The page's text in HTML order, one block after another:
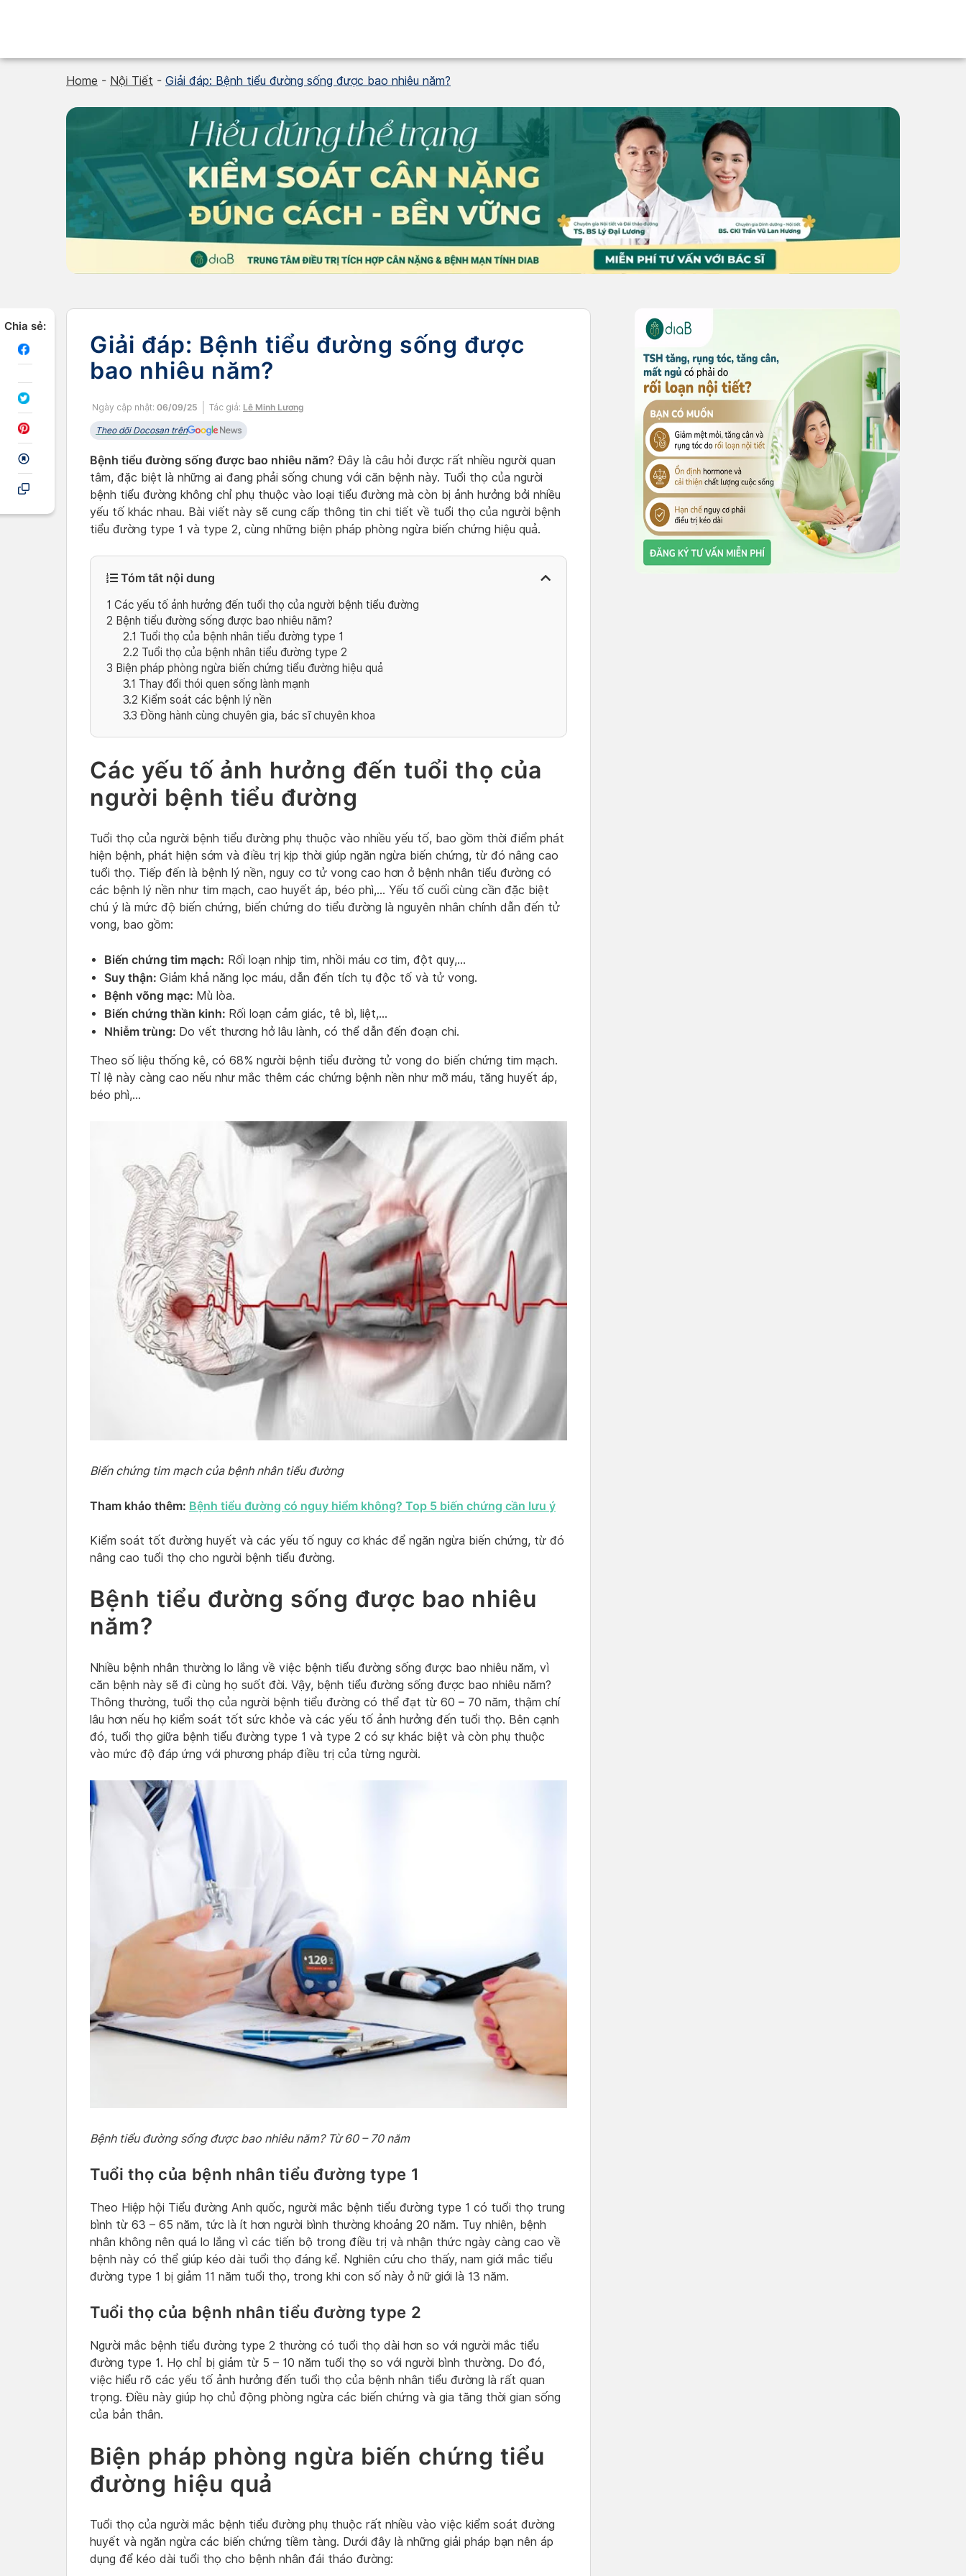
Home - Nội Tiết - Giải đáp: Bệnh tiểu đường sống được bao nhiêu năm?
Chia sẻ:
Giải đáp: Bệnh tiểu đường sống được
bao nhiêu năm?
Ngày cập nhật: 06/09/25 Tác giả: Lê Minh Lương
Theo dõi Docosan trên
Bệnh tiểu đường sống được bao nhiêu năm? Đây là câu hỏi được rất nhiều người quan
tâm, đặc biệt là những ai đang phải sống chung với căn bệnh này. Tuổi thọ của người
bệnh tiểu đường không chỉ phụ thuộc vào loại tiểu đường mà còn bị ảnh hưởng bởi nhiều
yếu tố khác nhau. Bài viết này sẽ cung cấp thông tin chi tiết về tuổi thọ của người bệnh
tiểu đường type 1 và type 2, cùng những biện pháp phòng ngừa biến chứng hiệu quả.
Tóm tắt nội dung
1 Các yếu tố ảnh hưởng đến tuổi thọ của người bệnh tiểu đường
2 Bệnh tiểu đường sống được bao nhiêu năm?
2.1 Tuổi thọ của bệnh nhân tiểu đường type 1
2.2 Tuổi thọ của bệnh nhân tiểu đường type 2
3 Biện pháp phòng ngừa biến chứng tiểu đường hiệu quả
3.1 Thay đổi thói quen sống lành mạnh
3.2 Kiểm soát các bệnh lý nền
3.3 Đồng hành cùng chuyên gia, bác sĩ chuyên khoa
Các yếu tố ảnh hưởng đến tuổi thọ của
người bệnh tiểu đường
Tuổi thọ của người bệnh tiểu đường phụ thuộc vào nhiều yếu tố, bao gồm thời điểm phát
hiện bệnh, phát hiện sớm và điều trị kịp thời giúp ngăn ngừa biến chứng, từ đó nâng cao
tuổi thọ. Tiếp đến là bệnh lý nền, nguy cơ tử vong cao hơn ở bệnh nhân tiểu đường có
các bệnh lý nền như tim mạch, cao huyết áp, béo phì,… Yếu tố cuối cùng cần đặc biệt
chú ý là mức độ biến chứng, biến chứng do tiểu đường là nguyên nhân chính dẫn đến tử
vong, bao gồm:
Biến chứng tim mạch: Rối loạn nhịp tim, nhồi máu cơ tim, đột quỵ,…
Suy thận: Giảm khả năng lọc máu, dẫn đến tích tụ độc tố và tử vong.
Bệnh võng mạc: Mù lòa.
Biến chứng thần kinh: Rối loạn cảm giác, tê bì, liệt,…
Nhiễm trùng: Do vết thương hở lâu lành, có thể dẫn đến đoạn chi.
Theo số liệu thống kê, có 68% người bệnh tiểu đường tử vong do biến chứng tim mạch.
Tỉ lệ này càng cao nếu như mắc thêm các chứng bệnh nền như mỡ máu, tăng huyết áp,
béo phì,…
Biến chứng tim mạch của bệnh nhân tiểu đường
Tham khảo thêm: Bệnh tiểu đường có nguy hiểm không? Top 5 biến chứng cần lưu ý
Kiểm soát tốt đường huyết và các yếu tố nguy cơ khác để ngăn ngừa biến chứng, từ đó
nâng cao tuổi thọ cho người bệnh tiểu đường.
Bệnh tiểu đường sống được bao nhiêu
năm?
Nhiều bệnh nhân thường lo lắng về việc bệnh tiểu đường sống được bao nhiêu năm, vì
căn bệnh này sẽ đi cùng họ suốt đời. Vậy, bệnh tiểu đường sống được bao nhiêu năm?
Thông thường, tuổi thọ của người bệnh tiểu đường có thể đạt từ 60 – 70 năm, thậm chí
lâu hơn nếu họ kiểm soát tốt sức khỏe và các yếu tố ảnh hưởng đến tuổi thọ. Bên cạnh
đó, tuổi thọ giữa bệnh tiểu đường type 1 và type 2 có sự khác biệt và còn phụ thuộc
vào mức độ đáp ứng với phương pháp điều trị của từng người.
Bệnh tiểu đường sống được bao nhiêu năm? Từ 60 – 70 năm
Tuổi thọ của bệnh nhân tiểu đường type 1
Theo Hiệp hội Tiểu đường Anh quốc, người mắc bệnh tiểu đường type 1 có tuổi thọ trung
bình từ 63 – 65 năm, tức là ít hơn người bình thường khoảng 20 năm. Tuy nhiên, bệnh
nhân không nên quá lo lắng vì các tiến bộ trong điều trị và nhận thức ngày càng cao về
bệnh này có thể giúp kéo dài tuổi thọ đáng kể. Nghiên cứu cho thấy, nam giới mắc tiểu
đường type 1 bị giảm 11 năm tuổi thọ, trong khi con số này ở nữ giới là 13 năm.
Tuổi thọ của bệnh nhân tiểu đường type 2
Người mắc bệnh tiểu đường type 2 thường có tuổi thọ dài hơn so với người mắc tiểu
đường type 1. Họ chỉ bị giảm từ 5 – 10 năm tuổi thọ so với người bình thường. Do đó,
việc hiểu rõ các yếu tố ảnh hưởng đến tuổi thọ của bệnh nhân tiểu đường là rất quan
trọng. Điều này giúp họ chủ động phòng ngừa các biến chứng và gia tăng thời gian sống
của bản thân.
Biện pháp phòng ngừa biến chứng tiểu
đường hiệu quả
Tuổi thọ của người mắc bệnh tiểu đường phụ thuộc rất nhiều vào việc kiểm soát đường
huyết và ngăn ngừa các biến chứng tiềm tàng. Dưới đây là những giải pháp bạn nên áp
dụng để kéo dài tuổi thọ cho bệnh nhân đái tháo đường: